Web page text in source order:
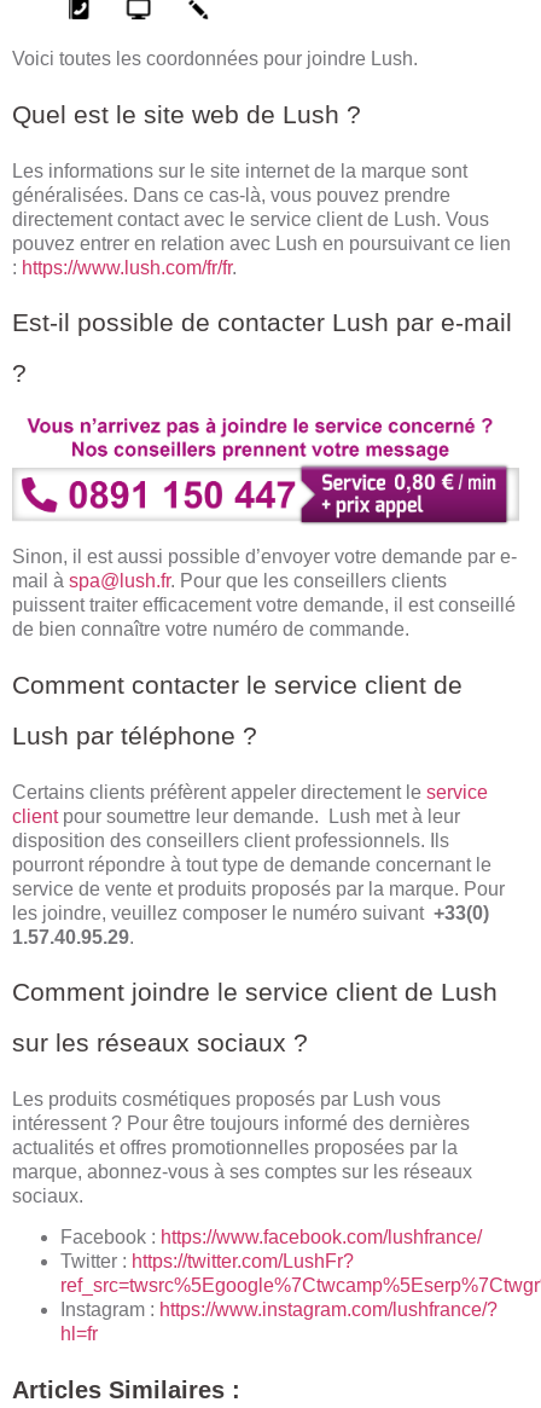
Voici toutes les coordonnées pour joindre Lush.
Quel est le site web de Lush ?
Les informations sur le site internet de la marque sont
généralisées. Dans ce cas-là, vous pouvez prendre
directement contact avec le service client de Lush. Vous
pouvez entrer en relation avec Lush en poursuivant ce lien
: https://www.lush.com/fr/fr.
Est-il possible de contacter Lush par e-mail
?
Sinon, il est aussi possible d’envoyer votre demande par e-
mail à spa@lush.fr. Pour que les conseillers clients
puissent traiter efficacement votre demande, il est conseillé
de bien connaître votre numéro de commande.
Comment contacter le service client de
Lush par téléphone ?
Certains clients préfèrent appeler directement le service
clientpour soumettre leur demande. Lush met à leur
disposition des conseillers client professionnels. Ils
pourront répondre à tout type de demande concernant le
service de vente et produits proposés par la marque. Pour
les joindre, veuillez composer le numéro suivant +33(0)
1.57.40.95.29.
Comment joindre le service client de Lush
sur les réseaux sociaux ?
Les produits cosmétiques proposés par Lush vous
intéressent ? Pour être toujours informé des dernières
actualités et offres promotionnelles proposées par la
marque, abonnez-vous à ses comptes sur les réseaux
sociaux.
Facebook : https://www.facebook.com/lushfrance/
Twitter : https://twitter.com/LushFr?
Instagram : https://www.instagram.com/lushfrance/?
hl=fr
Articles Similaires :